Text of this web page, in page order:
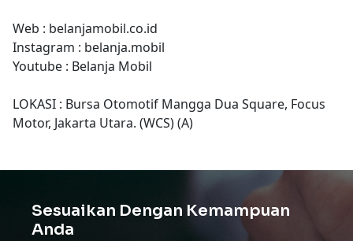
Web : belanjamobil.co.id
Instagram : belanja.mobil
Youtube : Belanja Mobil
LOKASI : Bursa Otomotif Mangga Dua Square, Focus
Motor, Jakarta Utara. (WCS) (A)
Sesuaikan Dengan Kemampuan
Anda